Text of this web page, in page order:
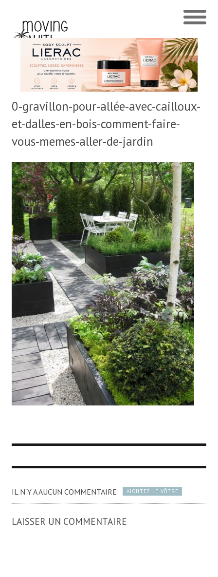
0-gravillon-pour-allée-avec-cailloux-
et-dalles-en-bois-comment-faire-
vous-memes-aller-de-jardin
IL N'Y A AUCUN COMMENTAIRE AJOUTEZ LE VÔTRE
LAISSER UN COMMENTAIRE